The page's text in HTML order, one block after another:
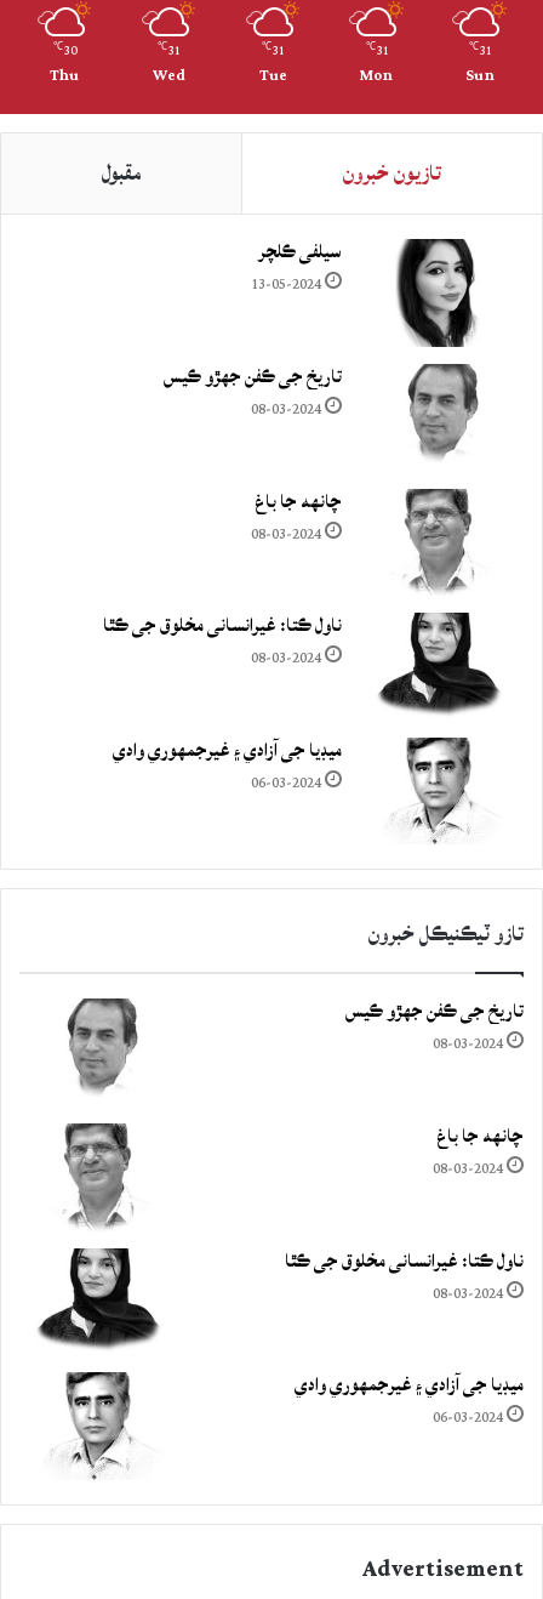
31
℃
Sun
31
℃
Mon
31
℃
Tue
31
℃
Wed
30
℃
Thu
تازيون خبرون مقبول
سيلفي ڪلچر
13-05-2024
تاريخ جي ڪفن جھڙو ڪيس
08-03-2024
چانهه جا باغ
08-03-2024
ناول ڪتا: غيرانساني مخلوق جي ڪٿا
08-03-2024
ميڊيا جي آزادي ۽ غيرجمھوري وادي
06-03-2024
تازو ٽيڪنيڪل خبرون
تاريخ جي ڪفن جھڙو ڪيس
08-03-2024
چانهه جا باغ
08-03-2024
ناول ڪتا: غيرانساني مخلوق جي ڪٿا
08-03-2024
ميڊيا جي آزادي ۽ غيرجمھوري وادي
06-03-2024
Advertisement